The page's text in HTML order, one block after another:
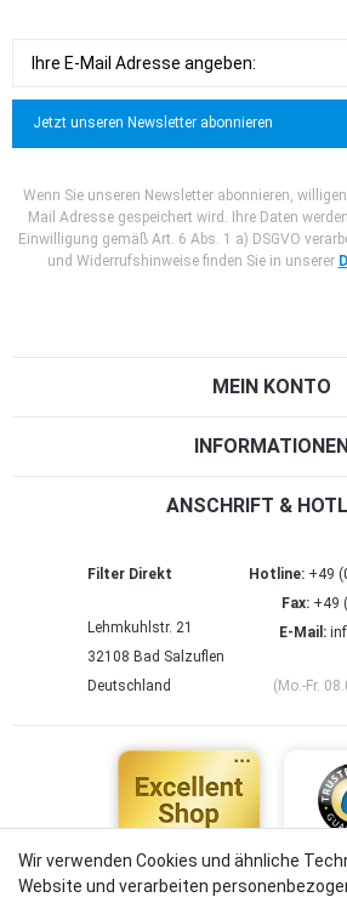
Jetzt unseren Newsletter abonnieren
Wenn Sie unseren Newsletter abonnieren,
Mail Adresse gespeichert wird. Ihre Daten
Einwilligung gemäß Art. 6 Abs. 1 a) DSGVO
und Widerrufshinweise finden Sie in unserer
MEIN KONTO
ANSCHRIFT &
Filter Direkt
Lehmkuhlstr. 21
32108 Bad Salzuflen
Deutschland
Hotline:+49
Fax:+49
E-Mail:
(Mo.-Fr.
Wir verwenden Cookies und ähnliche
Website und verarbeiten